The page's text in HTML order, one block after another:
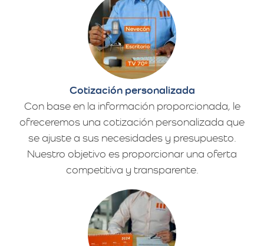
Cotización personalizada
Con base en la información proporcionada, le
ofreceremos una cotización personalizada que
se ajuste a sus necesidades y presupuesto.
Nuestro objetivo es proporcionar una oferta
competitiva y transparente.